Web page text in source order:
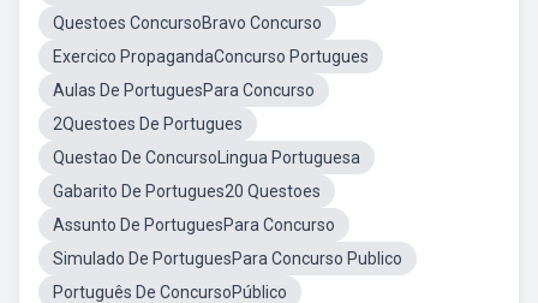
Questoes ConcursoBravo Concurso
Exercico PropagandaConcurso Portugues
Aulas De PortuguesPara Concurso
2Questoes De Portugues
Questao De ConcursoLingua Portuguesa
Gabarito De Portugues20 Questoes
Assunto De PortuguesPara Concurso
Simulado De PortuguesPara Concurso Publico
Português De ConcursoPúblico